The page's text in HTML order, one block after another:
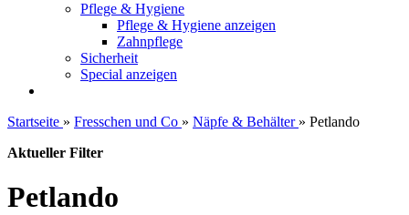
Pflege & Hygiene
Pflege & Hygiene anzeigen
Zahnpflege
Sicherheit
Special anzeigen
Startseite » Fresschen und Co » Näpfe & Behälter » Petlando
Aktueller Filter
Petlando